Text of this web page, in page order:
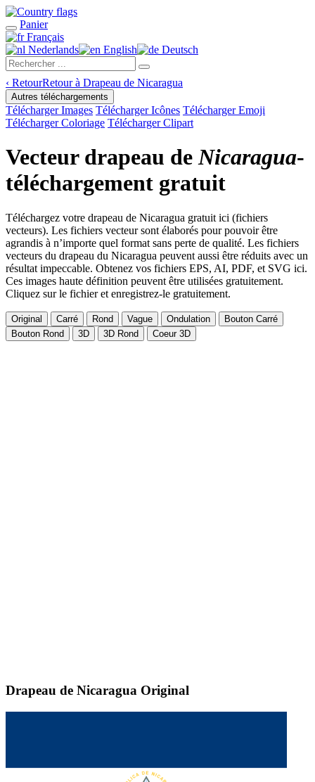
Panier
Français
Nederlands
English Deutsch
‹ RetourRetour à Drapeau de Nicaragua
Autres téléchargements
Télécharger Images Télécharger Icônes Télécharger Emoji
Télécharger Coloriage Télécharger Clipart
Vecteur drapeau deNicaragua-
téléchargement gratuit
Téléchargez votre drapeau de Nicaragua gratuit ici (fichiers
vecteurs). Les fichiers vecteur sont élaborés pour pouvoir être
agrandis à n’importe quel format sans perte de qualité. Les fichiers
vecteurs du drapeau du Nicaragua peuvent aussi être réduits avec un
résultat impeccable. Obtenez vos fichiers EPS, AI, PDF, et SVG ici.
Ces images haute définition peuvent être utilisées gratuitement.
Cliquez sur le fichier et enregistrez-le gratuitement.
Original Carré Rond Vague Ondulation
Bouton Carré
Bouton Rond
3D 3D Rond Coeur 3D
Drapeau de Nicaragua Original